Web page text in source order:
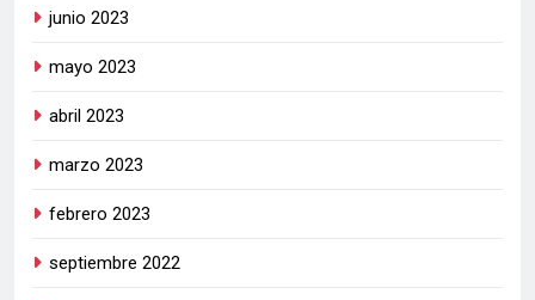
junio 2023
mayo 2023
abril 2023
marzo 2023
febrero 2023
septiembre 2022